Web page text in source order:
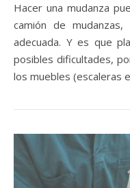
Hacer una mudanza puede ser mucho más simple con un
camión de
adecuada. Y es que
posibles dificultades,
los muebles (escaleras